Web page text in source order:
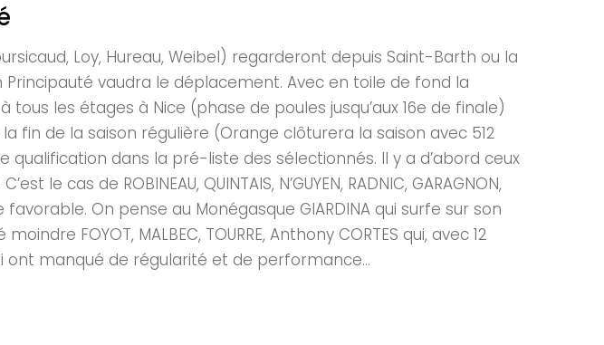
Loy, Hureau, Weibel) regarderont depuis Saint-Barth ou la
vaudra le déplacement. Avec en toile de fond la
tous les étages à Nice (phase de poules jusqu’aux 16e de finale)
de la saison régulière (Orange clôturera la saison avec 512
dans la pré-liste des sélectionnés. Il y a d’abord ceux
cas de ROBINEAU, QUINTAIS, N’GUYEN, RADNIC, GARAGNON,
favorable. On pense au Monégasque GIARDINA qui surfe sur son
FOYOT, MALBEC, TOURRE, Anthony CORTES qui, avec 12
ont manqué de régularité et de performance...